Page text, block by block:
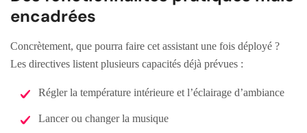
encadrées
Concrètement, que pourra faire cet assistant une fois déployé ?
Les directives listent plusieurs capacités déjà prévues :
Régler la température intérieure et l’éclairage d’ambiance
Lancer ou changer la musique